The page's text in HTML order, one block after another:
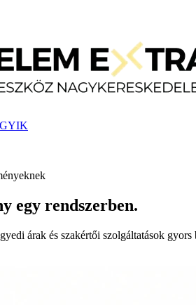
GYIK
egy rendszerben.
árak és szakértői szolgáltatások gyors